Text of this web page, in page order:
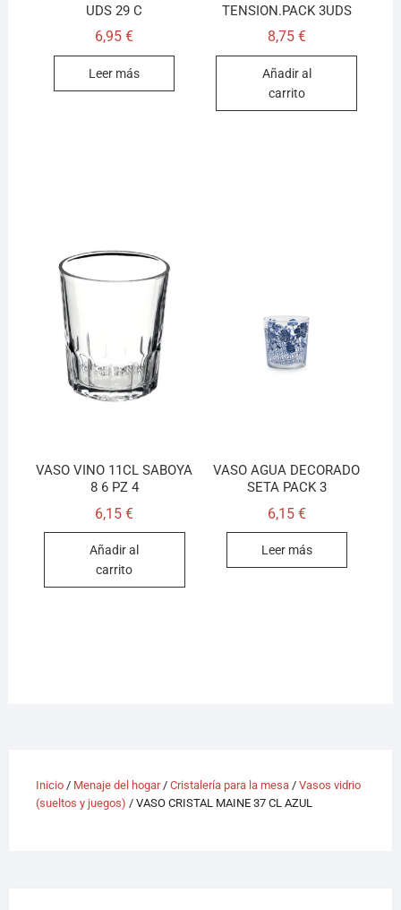
UDS 29 C
6,95€
Leer más
TENSION.PACK 3UDS
8,75 €
Añadir al
carrito
VASO VINO 11CL SABOYA
8 6 PZ 4
6,15€
Añadir al
carrito
VASO AGUA DECORADO
SETA PACK 3
6,15 €
Leer más
Inicio/ Menaje del hogar/ Cristalería para la mesa/ Vasos vidrio
(sueltos y juegos) / VASO CRISTAL MAINE 37 CL AZUL